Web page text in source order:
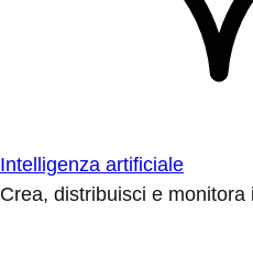
Intelligenza artificiale
Crea, distribuisci e